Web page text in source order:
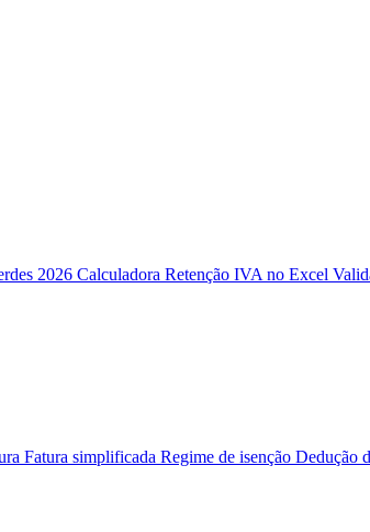
2026 Calculadora Retenção IVA no Excel
Fatura simplificada Regime de isenção Dedução